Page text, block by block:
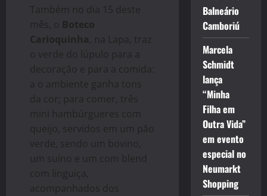
Também no dia 15 deste
mês, o Boteco
Carioquinha , na Lapa, traz
o verde do lúpulo para a
decoração e para a comida:
a o ambiente ganha tons
da cor; para comer, três
mini hambúrgueres com
queijo, servidos em um pão
verde, sendo um bovino,
um suíno e um com blend
com linguiça,
acompanhados dos
Balneário
Camboriú
Marcela
Schmidt
lança
“Minha
Filha em
Outra Vida”
em evento
especial no
Neumarkt
Shopping